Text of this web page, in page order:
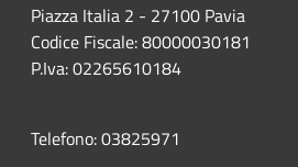
Piazza Italia 2 - 27100 Pavia
Codice Fiscale: 80000030181
P.Iva: 02265610184
Telefono: 03825971